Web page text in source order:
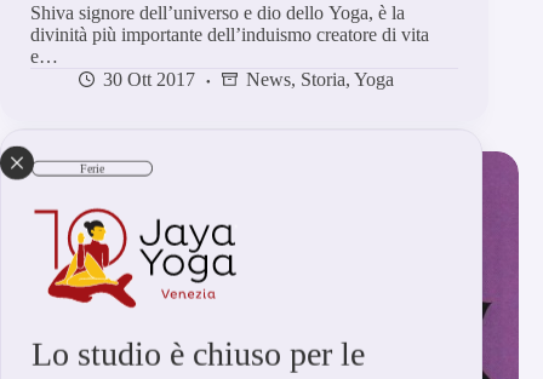
Ferie
Lo studio è chiuso per le
Shiva signore dell’universo e dio dello Yoga, è la
divinità più importante dell’induismo creatore di vita
e…
30 Ott 2017
News, Storia, Yoga